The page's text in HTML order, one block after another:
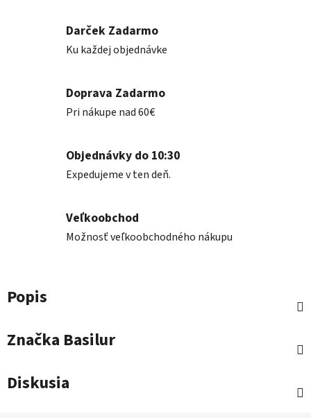
Darček Zadarmo
Ku každej objednávke
Doprava Zadarmo
Pri nákupe nad 60€
Objednávky do 10:30
Expedujeme v ten deň.
Veľkoobchod
Možnosť veľkoobchodného nákupu
Popis
Značka Basilur
Diskusia